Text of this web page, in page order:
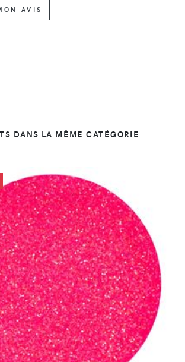
AVIS
DANS LA MÊME CATÉGORIE
DÉTAILS